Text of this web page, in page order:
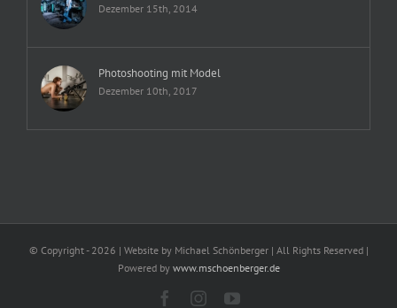
Dezember 15th, 2014
Photoshooting mit Model
Dezember 10th, 2017
© Copyright - 2026 | Website by Michael Schönberger | All Rights Reserved |
Powered by www.mschoenberger.de
FacebookInstagramYouTube